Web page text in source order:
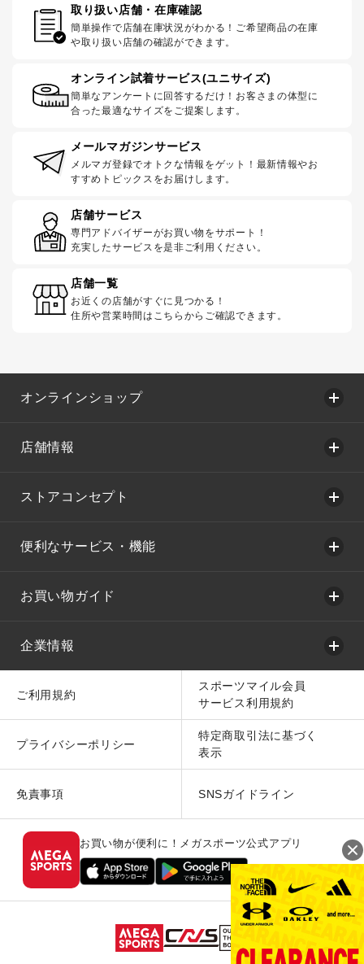
取り扱い店舗・在庫確認
簡単操作で店舗在庫状況がわかる！ご希望商品の在庫
や取り扱い店舗の確認ができます。
オンライン試着サービス(ユニサイズ)
簡単なアンケートに回答するだけ！お客さまの体型に
合った最適なサイズをご提案します。
メールマガジンサービス
メルマガ登録でオトクな情報をゲット！最新情報やお
すすめトピックスをお届けします。
店舗サービス
専門アドバイザーがお買い物をサポート！
充実したサービスを是非ご利用ください。
店舗一覧
お近くの店舗がすぐに見つかる！
住所や営業時間はこちらからご確認できます。
オンラインショップ
店舗情報
ストアコンセプト
便利なサービス・機能
お買い物ガイド
企業情報
ご利用規約
スポーツマイル会員
サービス利用規約
プライバシーポリシー
特定商取引法に基づく
表示
免責事項 SNSガイドライン
お買い物が便利に！メガスポーツ公式アプリ